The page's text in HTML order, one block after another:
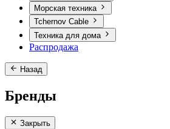
Морская техника
Tchernov Cable
Техника для дома
Распродажа
Назад
Бренды
Закрыть